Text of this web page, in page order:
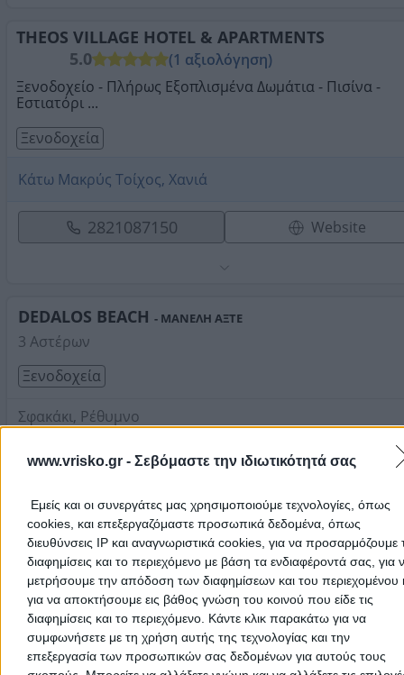
www.vrisko.gr - Σεβόμαστε την ιδιωτικότητά σας
Εμείς και οι συνεργάτες μας χρησιμοποιούμε τεχνολογίες, όπως
cookies, και επεξεργαζόμαστε προσωπικά δεδομένα, όπως
διευθύνσεις IP και αναγνωριστικά cookies, για να προσαρμόζουμε
διαφημίσεις και το περιεχόμενο με βάση τα ενδιαφέροντά σας, για
μετρήσουμε την απόδοση των διαφημίσεων και του περιεχομένου
για να αποκτήσουμε εις βάθος γνώση του κοινού που είδε τις
διαφημίσεις και το περιεχόμενο. Κάντε κλικ παρακάτω για να
συμφωνήσετε με τη χρήση αυτής της τεχνολογίας και την
επεξεργασία των προσωπικών σας δεδομένων για αυτούς τους
THEOS VILLAGE HOTEL & APARTMENTS
5.0
(1 αξιολόγηση)
Ξενοδοχείο - Πλήρως Εξοπλισμένα Δωμάτια - Πισίνα -
Εστιατόρι ...
Ξενοδοχεία
Κάτω Μακρύς Τοίχος, Χανιά
2821087150 Website
DEDALOS BEACH - ΜΑΝΕΛΗ ΑΞΤΕ
3 Αστέρων
Ξενοδοχεία
Σφακάκι, Ρέθυμνο
Τηλέφωνο:
2831073035
FERENIKI BEACH RESORT AND SPA - ΦΕΡΕΝΙΚΗ ΑΕ
3 Αστέρων
Ξενοδοχεία
Γεωργιούπολη, Βρύσες
Τηλέφωνο: 2825061297